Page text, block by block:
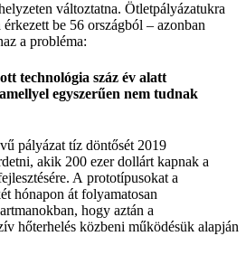
változtatna. Ötletpályázatukra
be 56 országból – azonban
a probléma:
technológia száz év alatt
egyszerűen nem tudnak
pályázat tíz döntősét 2019
akik 200 ezer dollárt kapnak a
A prototípusokat a
hónapon át folyamatosan
hogy aztán a
hőterhelés közbeni működésük alapján